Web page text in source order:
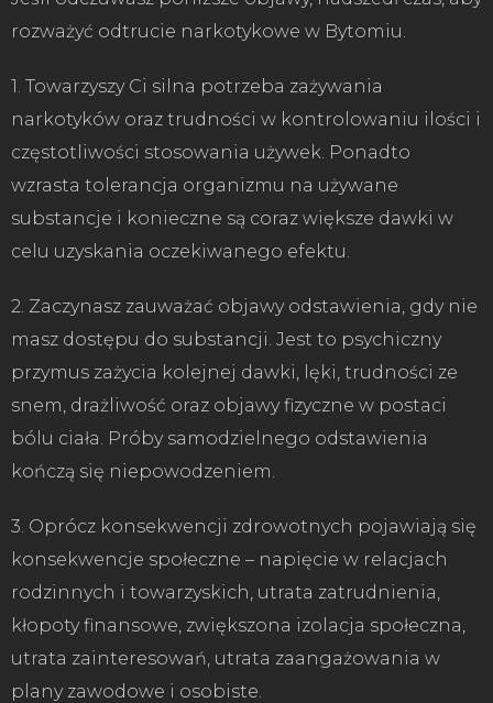
rozważyć odtrucie narkotykowe w Bytomiu.
1. Towarzyszy Ci silna potrzeba zażywania
narkotyków oraz trudności w kontrolowaniu ilości i
częstotliwości stosowania używek. Ponadto
wzrasta tolerancja organizmu na używane
substancje i konieczne są coraz większe dawki w
celu uzyskania oczekiwanego efektu.
2. Zaczynasz zauważać objawy odstawienia, gdy nie
masz dostępu do substancji. Jest to psychiczny
przymus zażycia kolejnej dawki, lęki, trudności ze
snem, drażliwość oraz objawy fizyczne w postaci
bólu ciała. Próby samodzielnego odstawienia
kończą się niepowodzeniem.
3. Oprócz konsekwencji zdrowotnych pojawiają się
konsekwencje społeczne – napięcie w relacjach
rodzinnych i towarzyskich, utrata zatrudnienia,
kłopoty finansowe, zwiększona izolacja społeczna,
utrata zainteresowań, utrata zaangażowania w
plany zawodowe i osobiste.